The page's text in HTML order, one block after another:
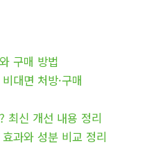
구매 방법
대면 처방·구매
최신 개선 내용 정리
과와 성분 비교 정리